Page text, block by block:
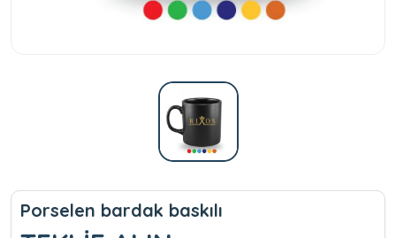
Porselen bardak baskılı